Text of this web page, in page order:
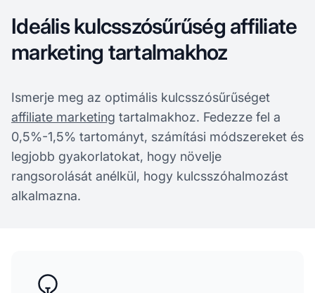
Ideális kulcsszósűrűség affiliate
marketing tartalmakhoz
Ismerje meg az optimális kulcsszósűrűséget
affiliate marketing tartalmakhoz. Fedezze fel a
0,5%-1,5% tartományt, számítási módszereket és
legjobb gyakorlatokat, hogy növelje
rangsorolását anélkül, hogy kulcsszóhalmozást
alkalmazna.